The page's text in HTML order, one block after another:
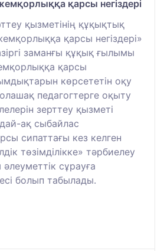
қарсы негіздері
қызметінің құқықтық
қарсы негіздері»
заманғы құқық ғылымы
қарсы
көрсететін оқу
педагогтерге оқыту
зерттеу қызметі
ақ сыбайлас
сипаттағы кез келген
төзімділікке» тәрбиелеу
әлеуметтік сұрауға
болып табылады.